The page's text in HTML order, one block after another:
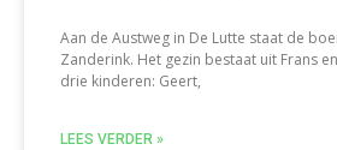
Aan de Austweg in De Lutte staat de
Zanderink. Het gezin bestaat uit Frans
drie kinderen: Geert,
LEES VERDER »